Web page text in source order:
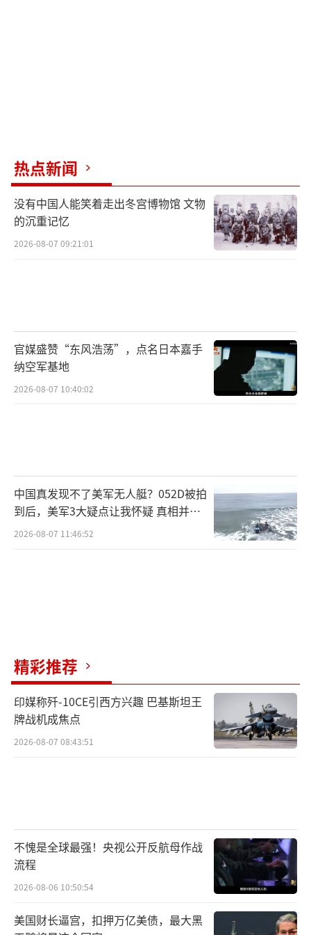
热点新闻
没有中国人能笑着走出冬宫博物馆 文物
的沉重记忆
2026-08-07 09:21:01
官媒盛赞“东风浩荡”，点名日本嘉手
纳空军基地
2026-08-07 10:40:02
中国真发现不了美军无人艇？052D被拍
到后，美军3大疑点让我怀疑 真相并非
如此
2026-08-07 11:46:52
精彩推荐
印媒称歼-10CE引西方兴趣 巴基斯坦王
牌战机成焦点
2026-08-07 08:43:51
不愧是全球最强！央视公开反航母作战
流程
2026-08-06 10:50:54
美国财长逼宫，扣押万亿美债，最大黑